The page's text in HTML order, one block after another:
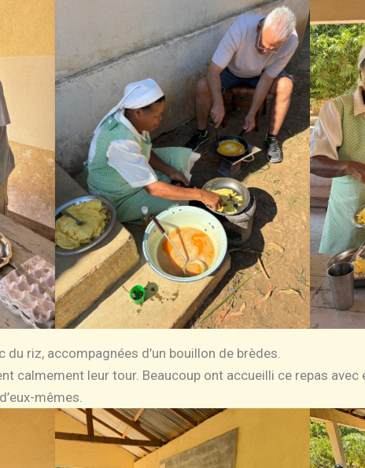
riz, accompagnées d’un bouillon de brèdes.
calmement leur tour. Beaucoup ont accueilli ce repas
mêmes.